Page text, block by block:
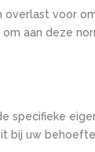
voor
aan deze
bij uw